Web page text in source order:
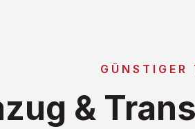
GÜNSTIGER
&